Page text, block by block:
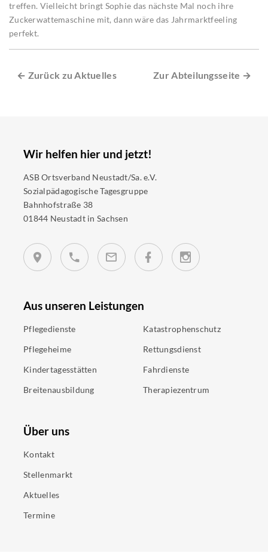
treffen. Vielleicht bringt Sophie das nächste Mal noch ihre
Zuckerwattemaschine mit, dann wäre das Jahrmarktfeeling
perfekt.
← Zurück zu Aktuelles Zur Abteilungsseite →
Wir helfen hier und jetzt!
ASB Ortsverband Neustadt/Sa. e.V.
Sozialpädagogische Tagesgruppe
Bahnhofstraße 38
01844 Neustadt in Sachsen
Aus unseren Leistungen
Pflegedienste
Pflegeheime
Kindertagesstätten
Breitenausbildung
Katastrophenschutz
Rettungsdienst
Fahrdienste
Therapiezentrum
Über uns
Kontakt
Stellenmarkt
Aktuelles
Termine